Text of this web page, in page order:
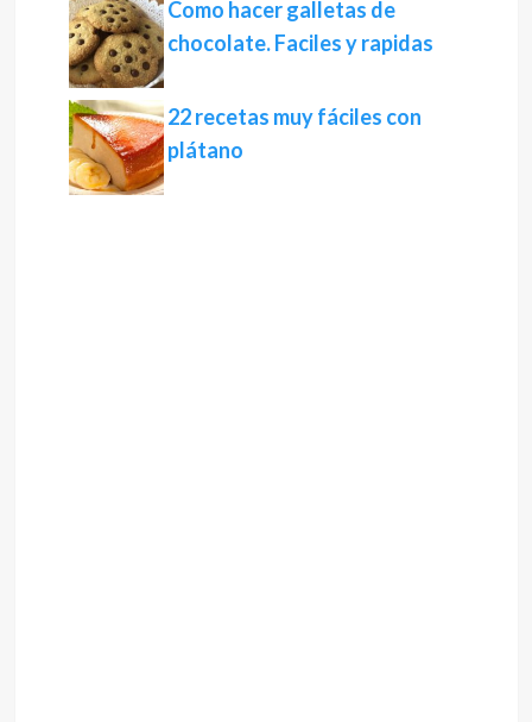
Como hacer galletas de
chocolate. Faciles y rapidas
22 recetas muy fáciles con
plátano